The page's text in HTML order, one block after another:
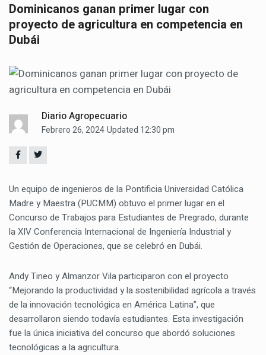
Dominicanos ganan primer lugar con
proyecto de agricultura en competencia en
Dubái
Diario Agropecuario
Febrero 26, 2024Updated 12:30 pm
Un equipo de ingenieros de la Pontificia Universidad Católica
Madre y Maestra (PUCMM) obtuvo el primer lugar en el
Concurso de Trabajos para Estudiantes de Pregrado, durante
la XIV Conferencia Internacional de Ingeniería Industrial y
Gestión de Operaciones, que se celebró en Dubái.
Andy Tineo y Almanzor Vila participaron con el proyecto
“Mejorando la productividad y la sostenibilidad agrícola a través
de la innovación tecnológica en América Latina”, que
desarrollaron siendo todavía estudiantes. Esta investigación
fue la única iniciativa del concurso que abordó soluciones
tecnológicas a la agricultura.